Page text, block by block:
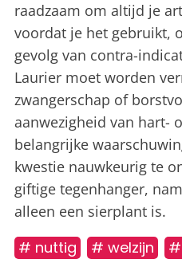
raadzaam om altijd je
voordat je het gebruikt,
gevolg van contra-
Laurier moet worden
zwangerschap of
aanwezigheid van hart-
belangrijke
kwestie nauwkeurig te
giftige tegenhanger,
alleen een sierplant is.
# nuttig # welzijn #